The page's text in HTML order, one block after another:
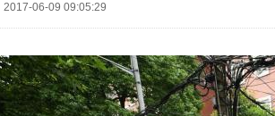
2017-06-09 09:05:29